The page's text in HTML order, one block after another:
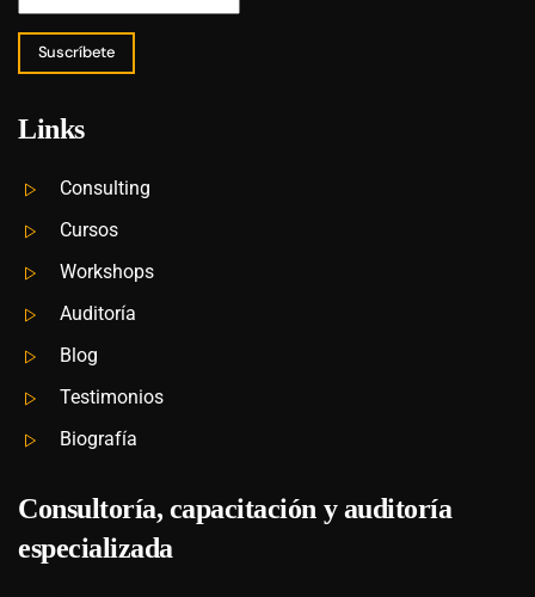
Suscríbete
Links
Consulting
Cursos
Workshops
Auditoría
Blog
Testimonios
Biografía
Consultoría, capacitación y auditoría
especializada